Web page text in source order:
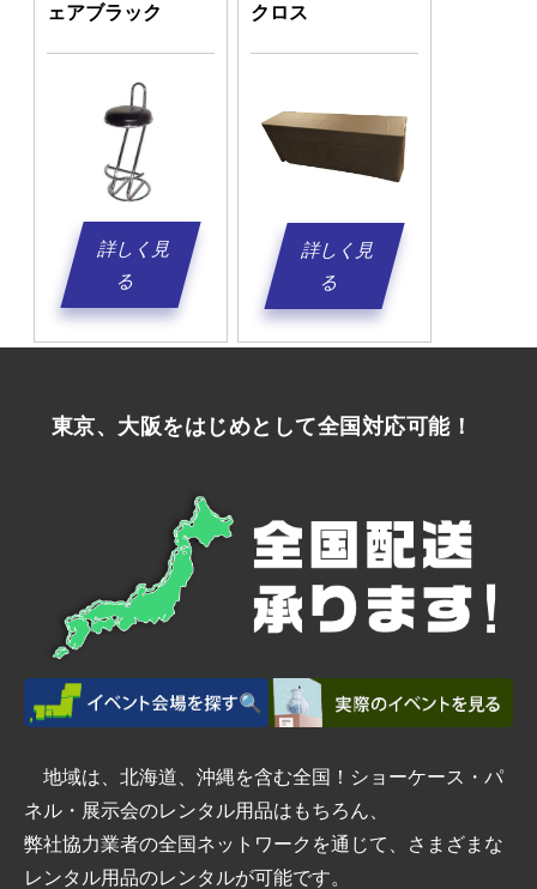
ェアブラック
詳しく見
る
クロス
詳しく見
る
東京、大阪をはじめとして全国対応可能！
地域は、北海道、沖縄を含む全国！ショーケース・パ
ネル・展示会のレンタル用品はもちろん、
弊社協力業者の全国ネットワークを通じて、さまざまな
レンタル用品のレンタルが可能です。